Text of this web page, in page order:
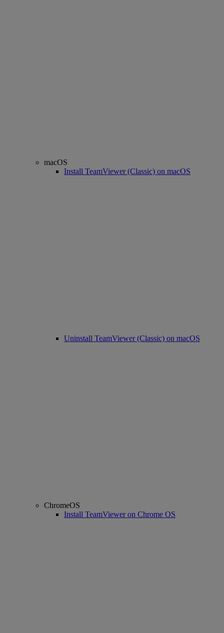
macOS
Install TeamViewer (Classic) on macOS
Uninstall TeamViewer (Classic) on macOS
ChromeOS
Install TeamViewer on Chrome OS